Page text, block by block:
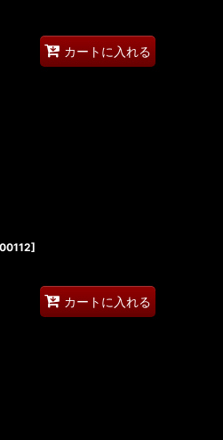
カートに入れる
00112]
カートに入れる